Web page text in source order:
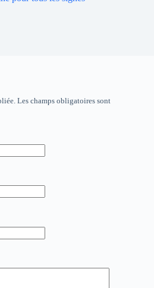
Les champs obligatoires sont